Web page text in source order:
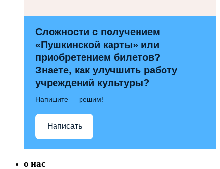
Сложности с получением
«Пушкинской карты» или
приобретением билетов?
Знаете, как улучшить работу
учреждений культуры?
Напишите — решим!
Написать
о нас